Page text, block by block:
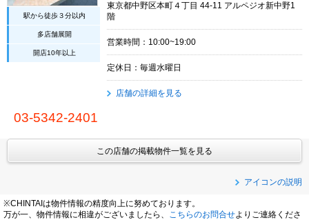
駅から徒歩３分以内
多店舗展開
開店10年以上
東京都中野区本町４丁目 44-11 アルペジオ新中野1
階
営業時間：10:00~19:00
定休日：毎週水曜日
店舗の詳細を見る
03-5342-2401
この店舗の掲載物件一覧を見る
アイコンの説明
※CHINTAIは物件情報の精度向上に努めております。
万が一、物件情報に相違がございましたら、
こちらのお問合せよりご連絡くださ